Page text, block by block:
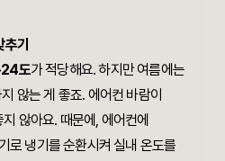
기
도가 적당해요. 하지만 여름에는
않는 게 좋죠. 에어컨 바람이
않아요. 때문에, 에어컨에
로 냉기를 순환시켜 실내 온도를